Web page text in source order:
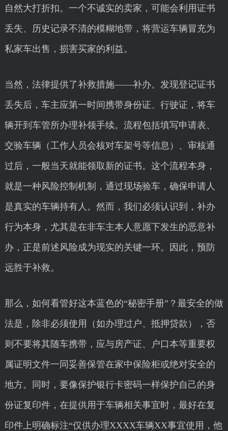
自然大打折扣。一个不诚实的卖家，可能会利用证书
丢失、历史记录不清的模糊地带，将营运车辆冒充为
私家车出售，损害买家的利益。
当然，法律提供了补救措施——补办。发现登记证书
丢失后，车主应第一时间携带身份证、行驶证，将车
辆开到车管所办理补领手续。流程包括填写申请表、
交验车辆（工作人员会核对车架号等信息）、审核通
过后，一般当天就能领取新的证书。这个流程本身，
就是一种风险控制机制，通过现场验车，确保申请人
是真实的车辆持有人。然而，我们必须认识到，补办
行为本身，尤其是在非车主本人意愿下发生的恶意补
办，正是前述风险成为现实的关键一环。因此，预防
远胜于补救。
那么，如何看管好这本蓝色的“秘密手册”？最安全的做
法是，除非必须使用（如办理过户、抵押贷款），否
则不要将其随车携带，应与房产证、户口本等重要权
属证明文件一同妥善保管在家中保险柜或绝对安全的
地方。同时，要像保护银行卡密码一样保护自己的身
份证复印件，在提供用于车辆相关事宜时，最好在复
印件上明确标注“仅供办理XXXX车辆XX事宜使用，他